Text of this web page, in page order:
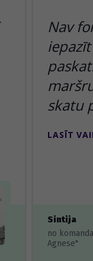
Nav
skatu
LASĪT
Sintija
no
Agnese"